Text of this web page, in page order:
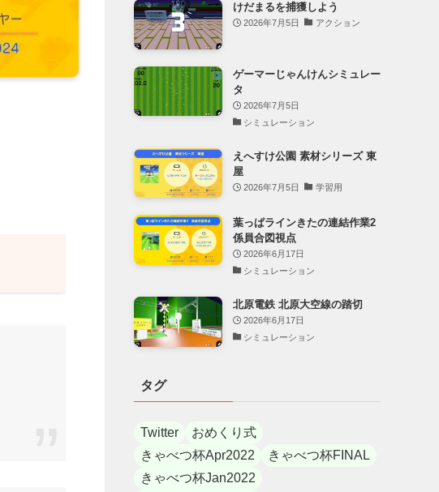
けだまるを捕獲しよう
2026年7月5日 アクション
ゲーマーじゃんけんシミュレー
タ
2026年7月5日
シミュレーション
えへすけ公園 素材シリーズ 東
屋
2026年7月5日 学習用
葉っぱラインきたの連結作業2
係員合図視点
2026年6月17日
シミュレーション
北原電鉄 北原大空線の踏切
2026年6月17日
シミュレーション
タグ
Twitter
おめくり式
きゃべつ杯Apr2022
きゃべつ杯FINAL
きゃべつ杯Jan2022